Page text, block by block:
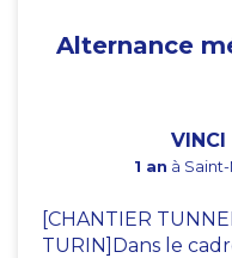
Alternance
1 an à
[CHANTIER
TURIN]Dans le